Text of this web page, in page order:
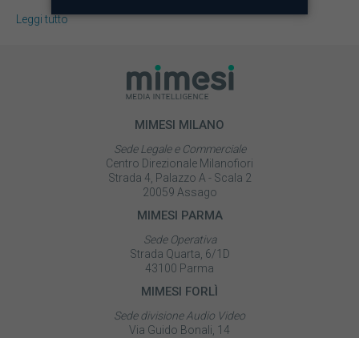
Leggi tutto
MIMESI MILANO
Sede Legale e Commerciale
Centro Direzionale Milanofiori
Strada 4, Palazzo A - Scala 2
20059 Assago
MIMESI PARMA
Sede Operativa
Strada Quarta, 6/1D
43100 Parma
MIMESI FORLÌ
Sede divisione Audio Video
Via Guido Bonali, 14